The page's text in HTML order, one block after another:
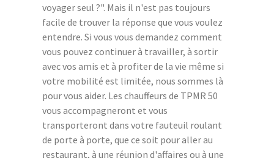
voyager seul ?". Mais il n'est pas toujours
facile de trouver la réponse que vous voulez
entendre. Si vous vous demandez comment
vous pouvez continuer à travailler, à sortir
avec vos amis et à profiter de la vie même si
votre mobilité est limitée, nous sommes là
pour vous aider. Les chauffeurs de TPMR 50
vous accompagneront et vous
transporteront dans votre fauteuil roulant
de porte à porte, que ce soit pour aller au
restaurant, à une réunion d'affaires ou à une